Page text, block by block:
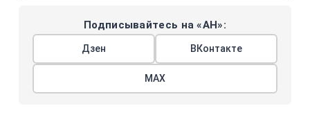
Подписывайтесь на «АН»:
Дзен ВКонтакте
МАХ